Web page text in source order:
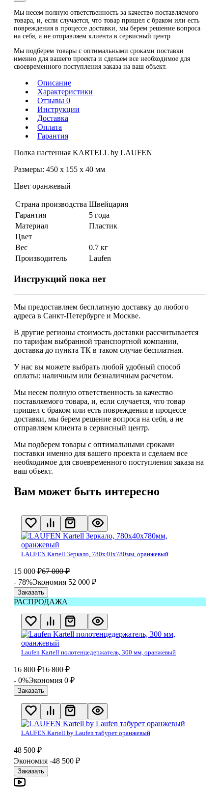
Мы несем полную ответственность за качество поставляемого
товара, и, если случается, что товар пришел с браком или есть
повреждения в процессе доставки, мы берем решение вопроса
на себя, а не отправляем клиента в сервисный центр.
Мы подберем товары с оптимальными сроками поставки
именно для вашего проекта и сделаем все необходимое для
своевременного поступления заказа на ваш объект.
Описание
Характеристики
Отзывы 0
Инструкции
Доставка
Оплата
Гарантия
Полка настенная KARTELL by LAUFEN
Размеры: 450 x 155 x 40 мм
Цвет оранжевый
Страна производства Швейцария
Гарантия
5 года
Материал
Пластик
Цвет
Вес
0.7 кг
Производитель
Laufen
Инструкций пока нет
Мы предоставляем бесплатную доставку до любого
адреса в Санкт-Петербурге и Москве.
В другие регионы стоимость доставки рассчитывается
по тарифам выбранной транспортной компании,
доставка до пункта ТК в таком случае бесплатная.
У нас вы можете выбрать любой удобный способ
оплаты: наличным или безналичным расчетом.
Мы несем полную ответственность за качество
поставляемого товара, и, если случается, что товар
пришел с браком или есть повреждения в процессе
доставки, мы берем решение вопроса на себя, а не
отправляем клиента в сервисный центр.
Мы подберем товары с оптимальными сроками
поставки именно для вашего проекта и сделаем все
необходимое для своевременного поступления заказа на
ваш объект.
Вам может быть интересно
LAUFEN Kartell Зеркало, 780x40x780мм, оранжевый
15 000 ₽67 000 ₽
- 78%Экономия 52 000 ₽
Заказать
РАСПРОДАЖА
Laufen Kartell полотенцедержатель, 300 мм, оранжевый
16 800 ₽16 800 ₽
- 0%Экономия 0 ₽
Заказать
LAUFEN Kartell by Laufen табурет оранжевый
48 500 ₽
Экономия -48 500 ₽
Заказать